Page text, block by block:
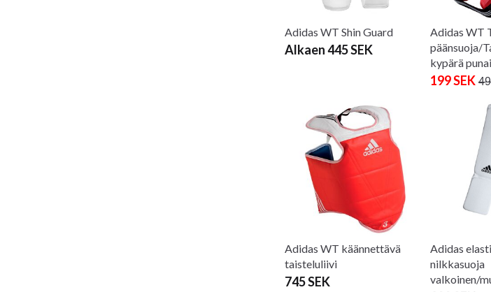
Adidas WT Shin Guard
Alkaen 445 SEK
Adidas WT
päänsuoja/
kypärä
199 SEK
Adidas WT käännettävä
taisteluliivi
745 SEK
Adidas
nilkkasuoja
valkoinen/